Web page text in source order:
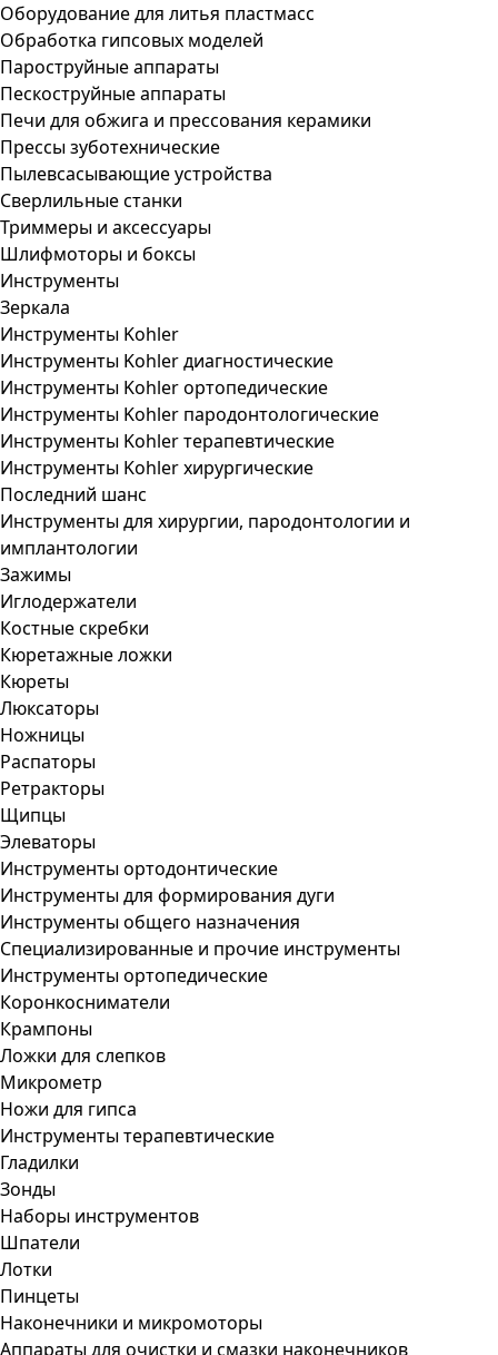
Оборудование для литья пластмасс
Обработка гипсовых моделей
Пароструйные аппараты
Пескоструйные аппараты
Печи для обжига и прессования керамики
Прессы зуботехнические
Пылевсасывающие устройства
Сверлильные станки
Триммеры и аксессуары
Шлифмоторы и боксы
Инструменты
Зеркала
Инструменты Kohler
Инструменты Kohler диагностические
Инструменты Kohler ортопедические
Инструменты Kohler пародонтологические
Инструменты Kohler терапевтические
Инструменты Kohler хирургические
Последний шанс
Инструменты для хирургии, пародонтологии и
имплантологии
Зажимы
Иглодержатели
Костные скребки
Кюретажные ложки
Кюреты
Люксаторы
Ножницы
Распаторы
Ретракторы
Щипцы
Элеваторы
Инструменты ортодонтические
Инструменты для формирования дуги
Инструменты общего назначения
Специализированные и прочие инструменты
Инструменты ортопедические
Коронкосниматели
Крампоны
Ложки для слепков
Микрометр
Ножи для гипса
Инструменты терапевтические
Гладилки
Зонды
Наборы инструментов
Шпатели
Лотки
Пинцеты
Наконечники и микромоторы
Аппараты для очистки и смазки наконечников